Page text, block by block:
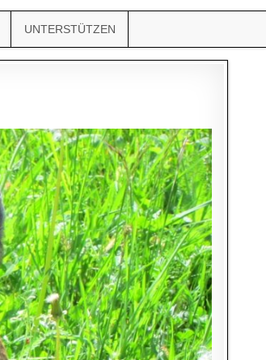
UNTERSTÜTZEN